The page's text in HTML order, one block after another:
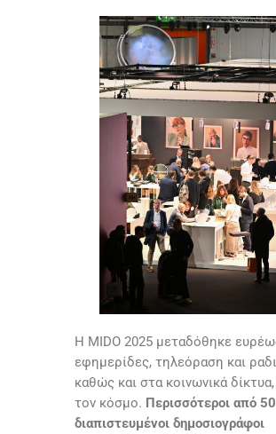
Η MIDO 2025 μεταδόθηκε
εφημερίδες, τηλεόραση και
καθώς και στα κοινωνικά
τον κόσμο. Περισσότεροι από
διαπιστευμένοι δημοσιογράφοι